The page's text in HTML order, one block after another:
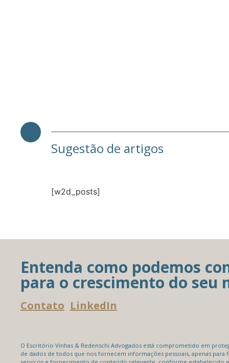
Sugestão de artigos
[w2d_posts]
Entenda como podemos
para o crescimento do seu
Contato LinkedIn
O Escritório Vinhas & Redenschi Advogados está comprometido em
de dados de todos que nos fornecem informações pessoais, apenas para